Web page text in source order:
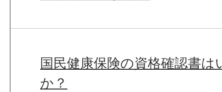
国民健康保険の資格確認書
か？